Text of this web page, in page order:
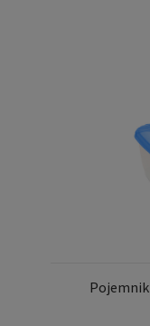
Pojemnik